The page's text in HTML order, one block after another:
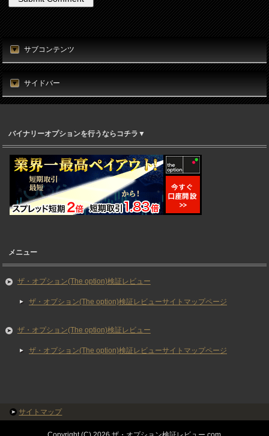
サブコンテンツ
サイドバー
バイナリーオプションを行うならコチラ▼
メニュー
ザ・オプション(The option)検証レビュー
ザ・オプション(The option)検証レビューサイトマップページ
ザ・オプション(The option)検証レビュー
ザ・オプション(The option)検証レビューサイトマップページ
サイトマップ